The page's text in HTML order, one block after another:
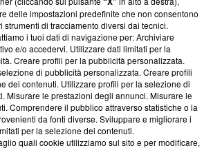
247.845.224, Via Carlo Frasca, 3 - 6900
delle impostazioni predefinite che non consentono
strumenti di tracciamento diversi dai tecnici.
i tuoi dati di navigazione per: Archiviare
e/o accedervi. Utilizzare dati limitati per la
Creare profili per la pubblicità personalizzata.
di pubblicità personalizzata. Creare profili
dei contenuti. Utilizzare profili per la selezione di
Misurare le prestazioni degli annunci. Misurare le
Comprendere il pubblico attraverso statistiche o la
da fonti diverse. Sviluppare e migliorare i
per la selezione dei contenuti.
quali cookie utilizziamo sul sito e per modificare,